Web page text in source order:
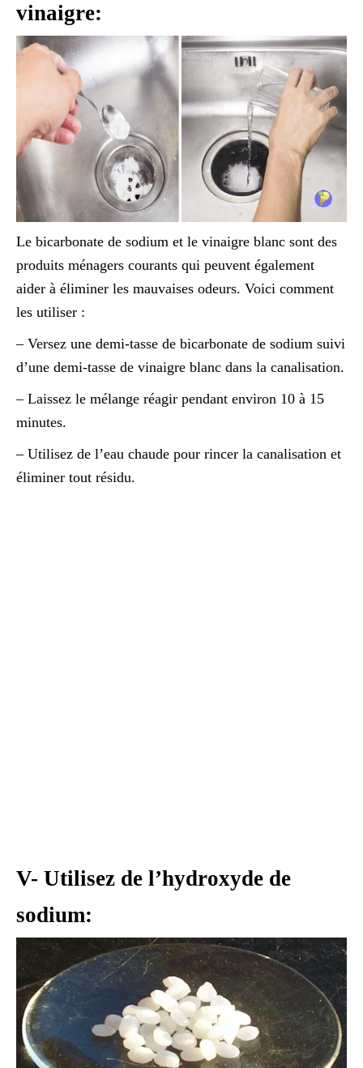
vinaigre:
Le bicarbonate de sodium et le vinaigre blanc sont des
produits ménagers courants qui peuvent également
aider à éliminer les mauvaises odeurs. Voici comment
les utiliser :
– Versez une demi-tasse de bicarbonate de sodium suivi
d’une demi-tasse de vinaigre blanc dans la canalisation.
– Laissez le mélange réagir pendant environ 10 à 15
minutes.
– Utilisez de l’eau chaude pour rincer la canalisation et
éliminer tout résidu.
V- Utilisez de l’hydroxyde de
sodium: